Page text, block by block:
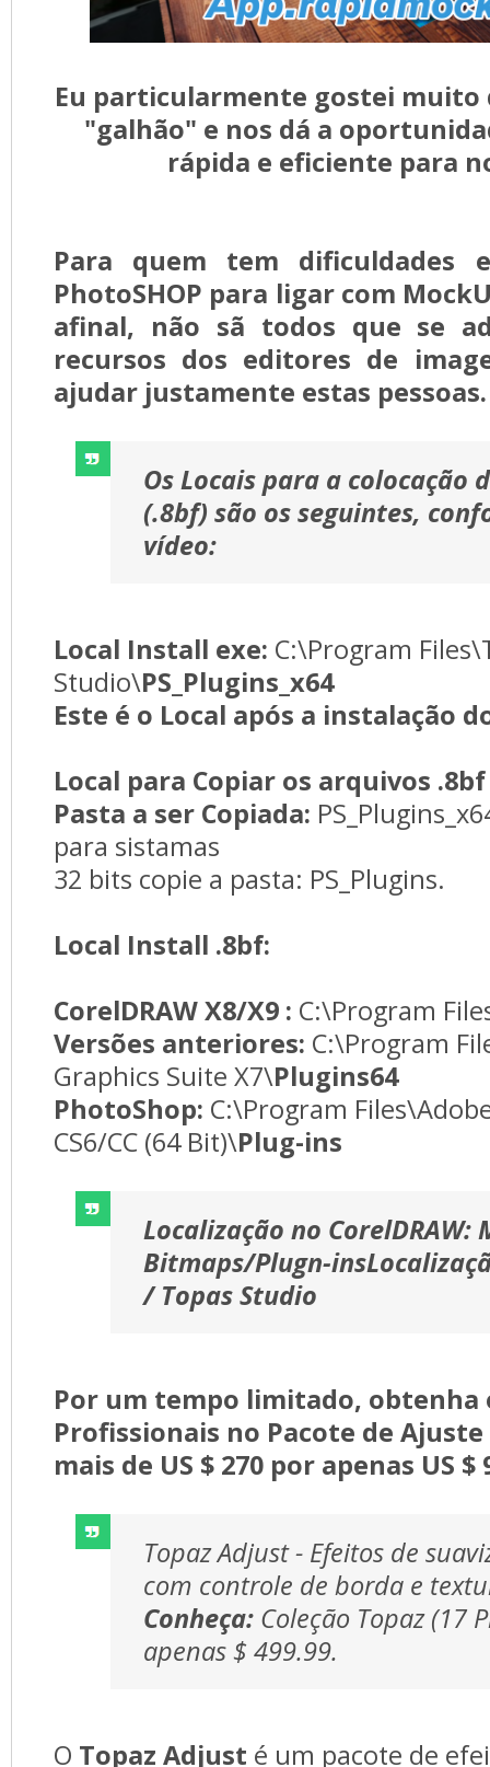
Eu particularmente gostei muito
"galhão" e nos dá a
rápida e eficiente para
Para quem tem dificuldades
PhotoSHOP para ligar com
afinal, não sã todos que se
recursos dos editores de
ajudar justamente estas
Os Locais para a colocação
(.8bf) são os seguintes,
vídeo:
Local Install exe: C:\Program
Studio\PS_Plugins_x64
Este é o Local após a instalação
Local para Copiar os arquivos .8bf
Pasta a ser Copiada:
para sistamas
32 bits copie a pasta: PS_Plugins.
Local Install .8bf:
CorelDRAW X8/X9 : C:\Program
Versões anteriores: C:\Program
Graphics Suite X7\Plugins64
PhotoShop: C:\Program
CS6/CC (64 Bit)\Plug-ins
Localização no CorelDRAW:
Bitmaps/Plugn-ins
/ Topas Studio
Por um tempo limitado, obtenha
Profissionais no Pacote de
mais de US $ 270 por apenas US $
Topaz Adjust - Efeitos de
com controle de borda e
Conheça: Coleção Topaz (17
apenas $ 499.99.
O Topaz Adjust é um pacote de